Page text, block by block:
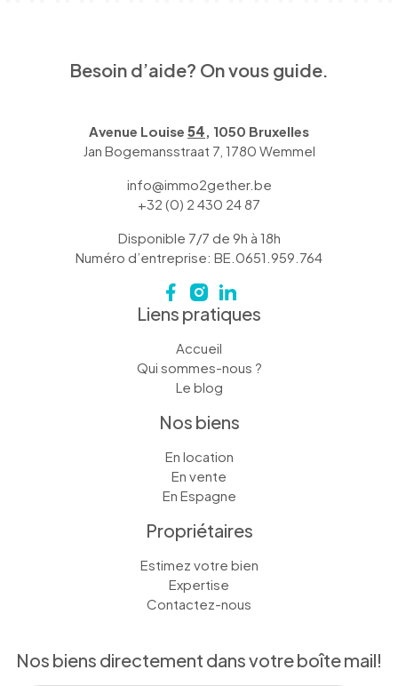
Besoin d’aide? On vous guide.
Avenue Louise 54, 1050 Bruxelles
Jan Bogemansstraat 7, 1780 Wemmel
info@immo2gether.be
+32 (0) 2 430 24 87
Disponible 7/7 de 9h à 18h
Numéro d’entreprise: BE.0651.959.764
Liens pratiques
Accueil
Qui sommes-nous ?
Le blog
Nos biens
En location
En vente
En Espagne
Propriétaires
Estimez votre bien
Expertise
Contactez-nous
Nos biens directement dans votre boîte mail!